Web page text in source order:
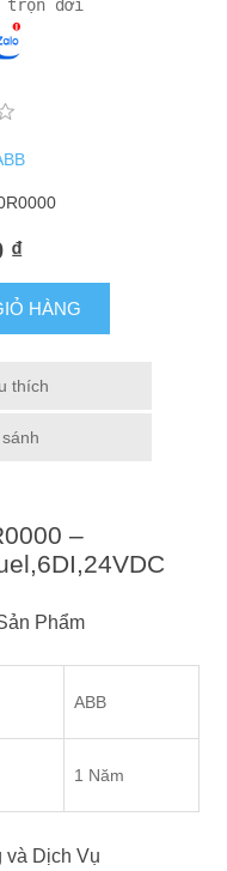
₫
HÀNG
thích
–
Phẩm
ABB
1 Năm
và Dịch Vụ